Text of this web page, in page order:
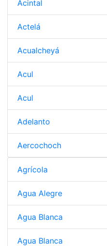
Acintal
Actelá
Acualcheyá
Acul
Acul
Adelanto
Aercochoch
Agrícola
Agua Alegre
Agua Blanca
Agua Blanca